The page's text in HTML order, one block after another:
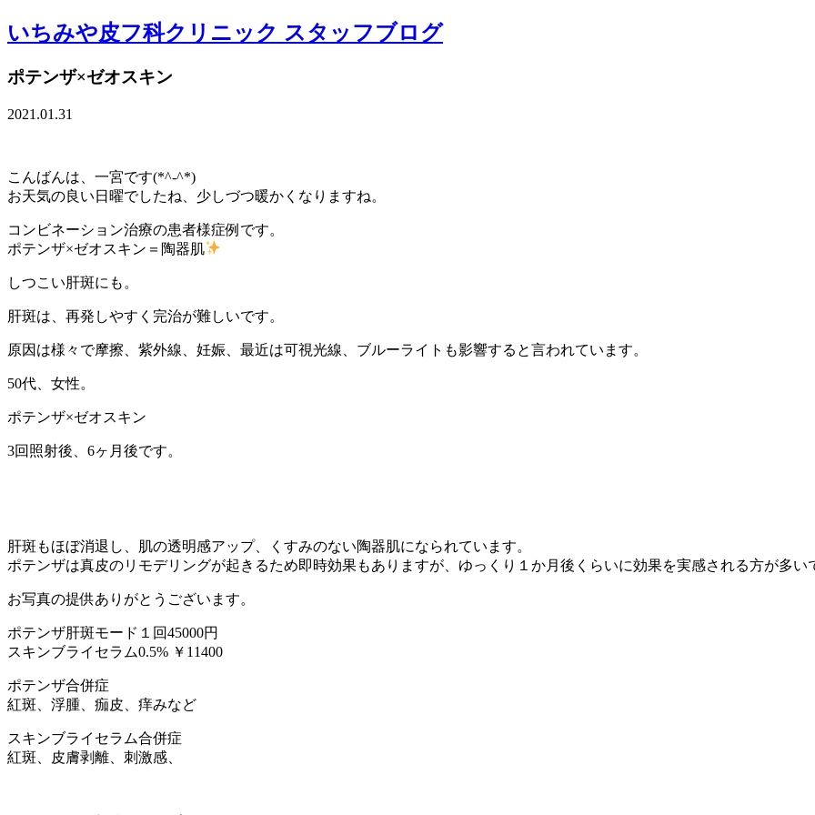
いちみや皮フ科クリニック スタッフブログ
ポテンザ×ゼオスキン
2021.01.31
こんばんは、一宮です(*^-^*)
お天気の良い日曜でしたね、少しづつ暖かくなりますね。
コンビネーション治療の患者様症例です。
ポテンザ×ゼオスキン＝陶器肌
しつこい肝斑にも。
肝斑は、再発しやすく完治が難しいです。
原因は様々で摩擦、紫外線、妊娠、最近は可視光線、ブルーライトも影響すると言われています。
50代、女性。
ポテンザ×ゼオスキン
3回照射後、6ヶ月後です。
肝斑もほぼ消退し、肌の透明感アップ、くすみのない陶器肌になられています。
ポテンザは真皮のリモデリングが起きるため即時効果もありますが、ゆっくり１か月後くらいに効果を実感される方が多い
お写真の提供ありがとうございます。
ポテンザ肝斑モード１回45000円
スキンブライセラム0.5% ￥11400
ポテンザ合併症
紅斑、浮腫、痂皮、痒みなど
スキンブライセラム合併症
紅斑、皮膚剥離、刺激感、